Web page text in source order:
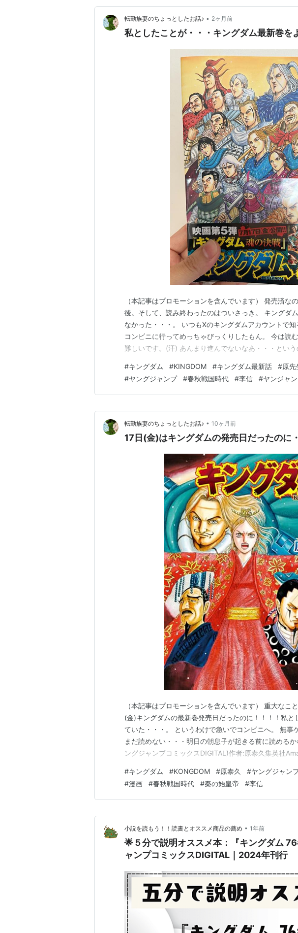
転勤族妻のちょっとしたお話♪ • 2ヶ月前
私としたことが・・・キングダム最新巻を
（本記事はプロモーションを含んでいます） 発売済な
後。そして、読み終わったのはついさっき。 キングダ
なかった・・・。 いつもXのキングダムアカウントで知
コンビニに行ってめっちゃびっくりしたもん。 今は読
難しいです。(汗) あんまり進んでないなあ・・・とい
(^^;) 面白いんだけどね・・・(笑) キングダム 79 (ヤン
作者:原泰久集英社A…
#キングダム #KINGDOM #キングダム最新話 #原先
#ヤングジャンプ #春秋戦国時代 #李信 #ヤンジャン
転勤族妻のちょっとしたお話♪ • 10ヶ月前
17日(金)はキングダムの発売日だったのに
（本記事はプロモーションを含んでいます） 重大なこ
(金)キングダムの最新巻発売日だったのに！！！！私と
ていた・・・。 というわけで急いでコンビニへ。 無事
まだ読めない・・・明日の朝息子が起きる前に読める
ングジャンプコミックスDIGITAL)作者:原泰久集英社
ング参加中美容ランキング参加中読書ランキング参加中
管理ラン…
#キングダム #KONGDOM #原泰久 #ヤングジャン
#漫画 #春秋戦国時代 #秦の始皇帝 #李信
小説を読もう！！読書とオススメ商品の薦め • 1年前
🌟５分で説明オススメ本：『キングダム
ャンプコミックスDIGITAL｜2024年刊行